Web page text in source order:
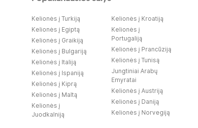
Kelionės į Turkiją
Kelionės į Egiptą
Kelionės į Graikiją
Kelionės į Bulgariją
Kelionės į Italiją
Kelionės į Ispaniją
Kelionės į Kiprą
Kelionės į Maltą
Kelionės į
Juodkalniją
Kelionės į Kroatiją
Kelionės į
Portugaliją
Kelionės į Prancūziją
Kelionės į Tunisą
Jungtiniai Arabų
Emyratai
Kelionės į Austriją
Kelionės į Daniją
Kelionės į Norvegiją